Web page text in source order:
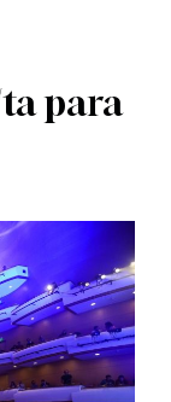
para